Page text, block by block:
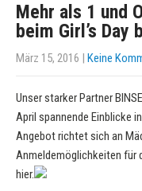
Mehr als 1 und
beim Girl’s Day
März 15, 2016 | Keine
Unser starker Partner
April spannende Einblicke
Angebot richtet sich an
Anmeldemöglichkeiten für
hier.